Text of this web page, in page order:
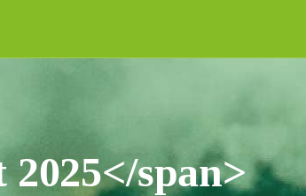
span>